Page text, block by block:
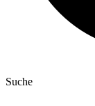
Suche